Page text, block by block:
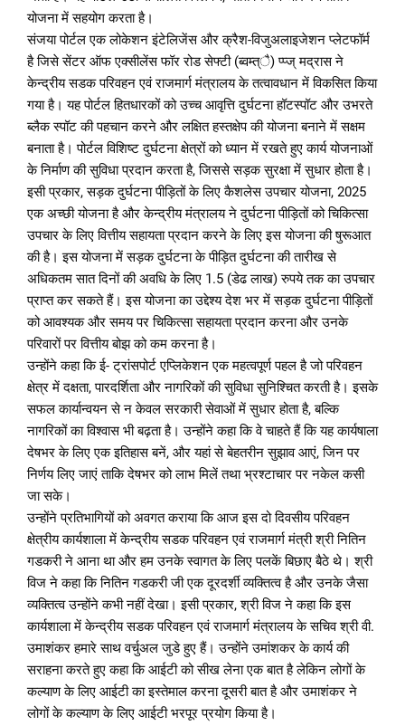
योजना में सहयोग करता है।
संजया पोर्टल एक लोकेशन इंटेलिजेंस और क्रैश-विजुअलाइजेशन प्लेटफॉर्म
है जिसे सेंटर ऑफ एक्सीलेंस फॉर रोड सेफ्टी (ब्वम्त्ै) प्प्ज् मद्रास ने
केन्द्रीय सडक परिवहन एवं राजमार्ग मंत्रालय के तत्वावधान में विकसित किया
गया है। यह पोर्टल हितधारकों को उच्च आवृत्ति दुर्घटना हॉटस्पॉट और उभरते
ब्लैक स्पॉट की पहचान करने और लक्षित हस्तक्षेप की योजना बनाने में सक्षम
बनाता है। पोर्टल विशिष्ट दुर्घटना क्षेत्रों को ध्यान में रखते हुए कार्य योजनाओं
के निर्माण की सुविधा प्रदान करता है, जिससे सड़क सुरक्षा में सुधार होता है।
इसी प्रकार, सड़क दुर्घटना पीड़ितों के लिए कैशलेस उपचार योजना, 2025
एक अच्छी योजना है और केन्द्रीय मंत्रालय ने दुर्घटना पीड़ितों को चिकित्सा
उपचार के लिए वित्तीय सहायता प्रदान करने के लिए इस योजना की षुरूआत
की है। इस योजना में सड़क दुर्घटना के पीड़ित दुर्घटना की तारीख से
अधिकतम सात दिनों की अवधि के लिए 1.5 (डेढ लाख) रुपये तक का उपचार
प्राप्त कर सकते हैं। इस योजना का उद्देश्य देश भर में सड़क दुर्घटना पीड़ितों
को आवश्यक और समय पर चिकित्सा सहायता प्रदान करना और उनके
परिवारों पर वित्तीय बोझ को कम करना है।
उन्होंने कहा कि ई- ट्रांसपोर्ट एप्लिकेशन एक महत्वपूर्ण पहल है जो परिवहन
क्षेत्र में दक्षता, पारदर्शिता और नागरिकों की सुविधा सुनिश्चित करती है। इसके
सफल कार्यान्वयन से न केवल सरकारी सेवाओं में सुधार होता है, बल्कि
नागरिकों का विश्वास भी बढ़ता है। उन्होंने कहा कि वे चाहते हैं कि यह कार्यषाला
देषभर के लिए एक इतिहास बनें, और यहां से बेहतरीन सुझाव आएं, जिन पर
निर्णय लिए जाएं ताकि देषभर को लाभ मिलें तथा भ्रश्टाचार पर नकेल कसी
जा सके।
उन्होंने प्रतिभागियों को अवगत कराया कि आज इस दो दिवसीय परिवहन
क्षेत्रीय कार्यशाला में केन्द्रीय सडक परिवहन एवं राजमार्ग मंत्री श्री नितिन
गडकरी ने आना था और हम उनके स्वागत के लिए पलकें बिछाए बैठे थे। श्री
विज ने कहा कि नितिन गडकरी जी एक दूरदर्शी व्यक्तित्व है और उनके जैसा
व्यक्तित्व उन्होंने कभी नहीं देखा। इसी प्रकार, श्री विज ने कहा कि इस
कार्यशाला में केन्द्रीय सडक परिवहन एवं राजमार्ग मंत्रालय के सचिव श्री वी.
उमाशंकर हमारे साथ वर्चुअल जुडे हुए हैं। उन्होंने उमांशकर के कार्य की
सराहना करते हुए कहा कि आईटी को सीख लेना एक बात है लेकिन लोगों के
कल्याण के लिए आईटी का इस्तेमाल करना दूसरी बात है और उमाशंकर ने
लोगों के कल्याण के लिए आईटी भरपूर प्रयोग किया है।